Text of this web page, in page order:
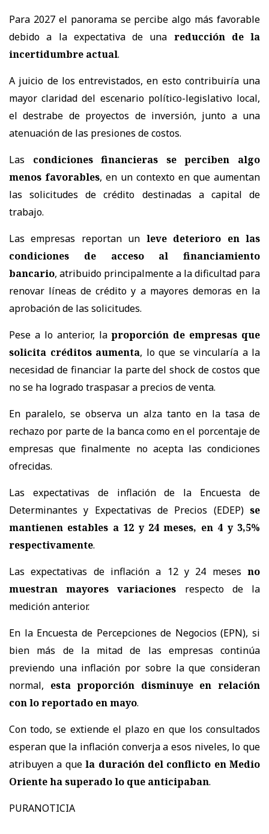
Para 2027 el panorama se percibe algo más favorable
debido a la expectativa de una reducción de la
incertidumbre actual.
A juicio de los entrevistados, en esto contribuiría una
mayor claridad del escenario político-legislativo local,
el destrabe de proyectos de inversión, junto a una
atenuación de las presiones de costos.
Las condiciones financieras se perciben algo
menos favorables, en un contexto en que aumentan
las solicitudes de crédito destinadas a capital de
trabajo.
Las empresas reportan un leve deterioro en las
condiciones de acceso al financiamiento
bancario, atribuido principalmente a la dificultad para
renovar líneas de crédito y a mayores demoras en la
aprobación de las solicitudes.
Pese a lo anterior, laproporción de empresas que
solicita créditos aumenta, lo que se vincularía a la
necesidad de financiar la parte del shock de costos que
no se ha logrado traspasar a precios de venta.
En paralelo, se observa un alza tanto en la tasa de
rechazo por parte de la banca como en el porcentaje de
empresas que finalmente no acepta las condiciones
ofrecidas.
Las expectativas de inflación de la Encuesta de
Determinantes y Expectativas de Precios (EDEP) se
mantienen estables a 12 y 24 meses, en 4 y 3,5%
respectivamente.
Las expectativas de inflación a 12 y 24 meses no
muestran mayores variaciones respecto de la
medición anterior.
En la Encuesta de Percepciones de Negocios (EPN), si
bien más de la mitad de las empresas continúa
previendo una inflación por sobre la que consideran
normal, esta proporción disminuye en relación
con lo reportado en mayo.
Con todo, se extiende el plazo en que los consultados
esperan que la inflación converja a esos niveles, lo que
atribuyen a quela duración del conflicto en Medio
Oriente ha superado lo que anticipaban.
PURANOTICIA